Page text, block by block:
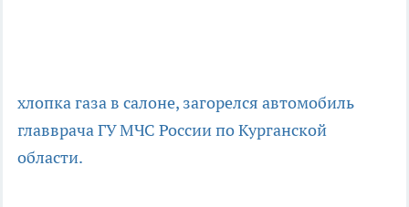
хлопка газа в салоне, загорелся автомобиль
главврачаГУ МЧС России по Курганской
области.